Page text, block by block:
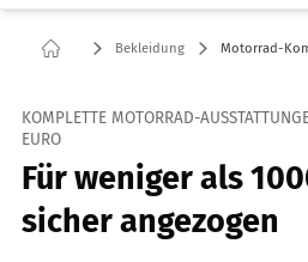
Bekleidung Motorrad-
KOMPLETTE MOTORRAD-
EURO
Für weniger als
sicher angezogen